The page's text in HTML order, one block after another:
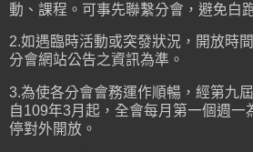
動、課程。可事先聯繫分會，避免白
2.如遇臨時活動或突發狀況，開放時
分會網站公告之資訊為準。
3.為使各分會會務運作順暢，經第九
自109年3月起，全會每月第一個週一
停對外開放。